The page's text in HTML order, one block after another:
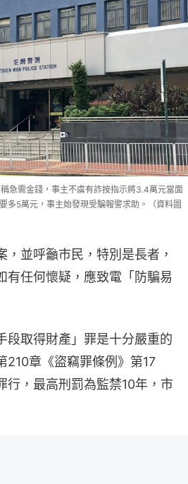
急需金錢，事主不虞有詐按指示將3.4萬元當面
多5萬元，事主始發現受騙報警求助。（資料圖
，並呼籲市民，特別是長者，
有任何懷疑，應致電「防騙易
段取得財產」罪是十分嚴重的
210章《盜竊罪條例》第17
行，最高刑罰為監禁10年，市